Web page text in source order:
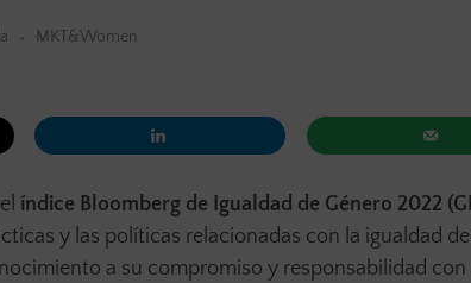
MKT&Women
índice Bloomberg de Igualdad de Género 2022
y las políticas relacionadas con la igualdad
a su compromiso y responsabilidad